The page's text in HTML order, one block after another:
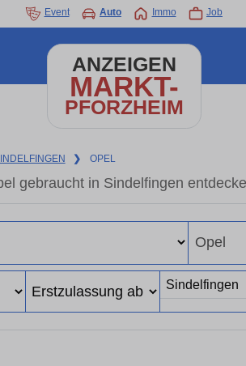
Event Auto Immo Job
ANZEIGEN
MARKT-
PFORZHEIM
❯ OPEL
gebraucht in Sindelfingen